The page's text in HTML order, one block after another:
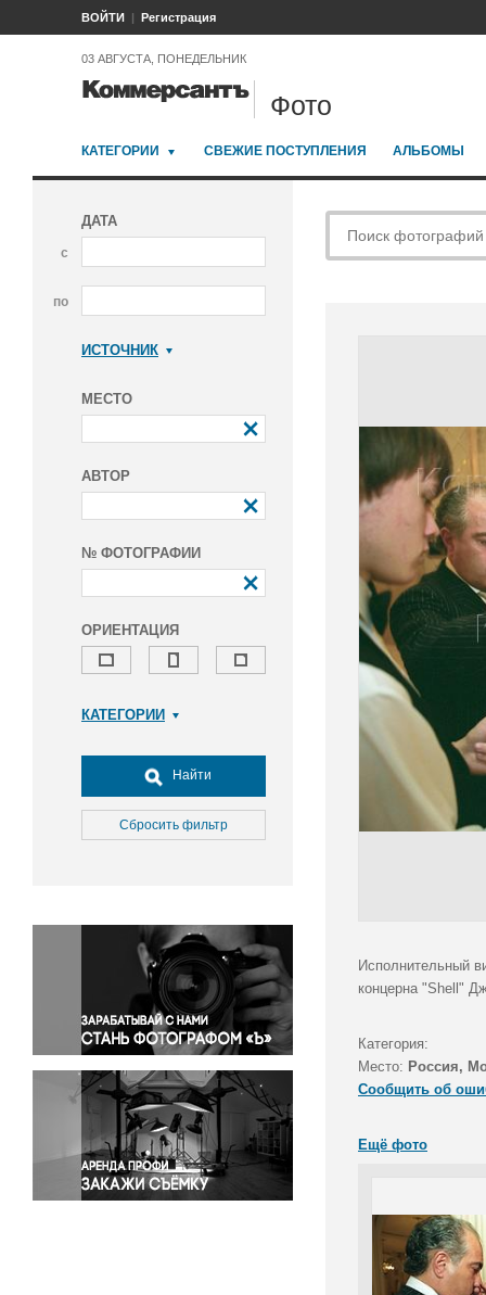
ВОЙТИ Регистрация
03 АВГУСТА, ПОНЕДЕЛЬНИК
Фото
КАТЕГОРИИ СВЕЖИЕ ПОСТУПЛЕНИЯ АЛЬБОМЫ
ДАТА
с
по
ИСТОЧНИК
МЕСТО
АВТОР
№ ФОТОГРАФИИ
ОРИЕНТАЦИЯ
КАТЕГОРИИ
Досуг, туризм и отдых
Культура
Медицина
Окружающая среда
Политика
Правосудие
Происшествия и конфликты
Религия
Светская жизнь
Спорт
Экология
Экономика и бизнес
Найти
Сбросить фильтр
Исполнительный
концерна "Shell"
Категория:
Место: Россия,
Сообщить об
Ещё фото